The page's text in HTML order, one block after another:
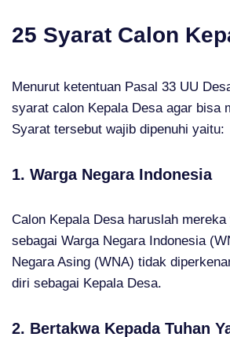
25 Syarat Calon
Menurut ketentuan Pasal 33 UU
syarat calon Kepala Desa agar bisa
Syarat tersebut wajib dipenuhi yaitu:
1. Warga Negara Indonesia
Calon Kepala Desa haruslah
sebagai Warga Negara Indonesia
Negara Asing (WNA) tidak
diri sebagai Kepala Desa.
2. Bertakwa Kepada Tuhan